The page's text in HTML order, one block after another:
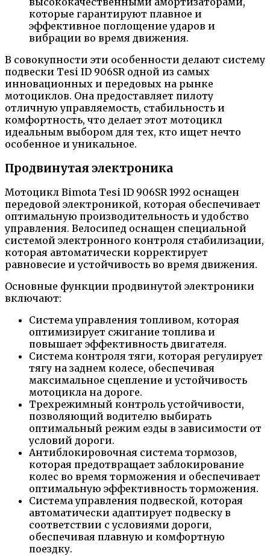
которые гарантируют плавное и
эффективное поглощение ударов и
вибрации во время движения.
В совокупности эти особенности делают систему
подвески Tesi ID 906SR одной из самых
инновационных и передовых на рынке
мотоциклов. Она предоставляет пилоту
отличную управляемость, стабильность и
комфортность, что делает этот мотоцикл
идеальным выбором для тех, кто ищет нечто
особенное и уникальное.
Продвинутая электроника
Мотоцикл Bimota Tesi ID 906SR 1992 оснащен
передовой электроникой, которая обеспечивает
оптимальную производительность и удобство
управления. Велосипед оснащен специальной
системой электронного контроля стабилизации,
которая автоматически корректирует
равновесие и устойчивость во время движения.
Основные функции продвинутой электроники
включают:
Система управления топливом, которая
оптимизирует сжигание топлива и
повышает эффективность двигателя.
Система контроля тяги, которая регулирует
тягу на заднем колесе, обеспечивая
максимальное сцепление и устойчивость
мотоцикла на дороге.
Трехрежимный контроль устойчивости,
позволяющий водителю выбирать
оптимальный режим езды в зависимости от
условий дороги.
Антиблокировочная система тормозов,
которая предотвращает заблокирование
колес во время торможения и обеспечивает
оптимальную эффективность торможения.
Система управления подвеской, которая
автоматически адаптирует подвеску в
соответствии с условиями дороги,
обеспечивая плавную и комфортную
поездку.